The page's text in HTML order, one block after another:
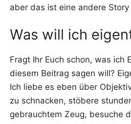
aber das ist eine ande­re Story
Was will ich
Fragt Ihr Euch schon, was ich
die­sem Bei­trag sagen will?
Ich lie­be es eben über
zu schna­cken, stö­be­re
gebrauch­tem Zeug, besu­che